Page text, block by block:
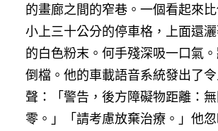
的畫廊之間的窄巷。一個看起來
小上三十公分的停車格，上面還
的白色粉末。何手殘深吸一口氣
倒檔。他的車載語音系統發出了
聲：「警告，後方障礙物距離：
零。」「請考慮放棄治療。」他忽